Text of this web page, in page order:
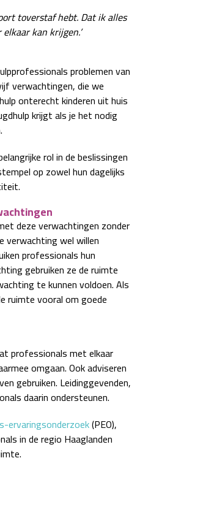
toverstaf hebt. Dat ik alles
kan krijgen.’
problemen van
verwachtingen, die we
onterecht kinderen uit huis
krijgt als je het nodig
rol in de beslissingen
op zowel hun dagelijks
deze verwachtingen zonder
verwachting wel willen
professionals hun
gebruiken ze de ruimte
te kunnen voldoen. Als
ruimte vooral om goede
professionals met elkaar
omgaan. Ook adviseren
gebruiken. Leidinggevenden,
daarin ondersteunen.
ervaringsonderzoek(PEO),
in de regio Haaglanden